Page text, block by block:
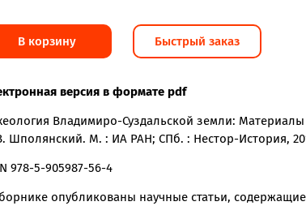
В корзину Быстрый заказ
версия в формате pdf
Владимиро-Суздальской земли:
Шполянский. М. : ИА РАН; СПб. : Нестор-История,
978-5-905987-56-4
опубликованы научные статьи,